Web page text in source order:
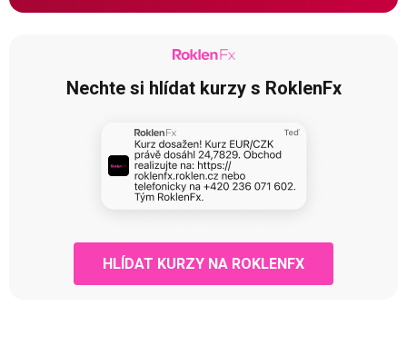
Nechte si hlídat kurzy s RoklenFx
HLÍDAT KURZY NA ROKLENFX